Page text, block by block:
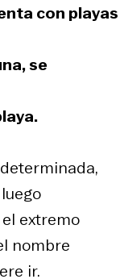
con playas
se
extremo
nombre
ir.